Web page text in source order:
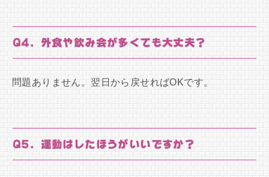
Q4. 外食や飲み会が多くても大丈夫？
問題ありません。翌日から戻せればOKです。
Q5. 運動はしたほうがいいですか？